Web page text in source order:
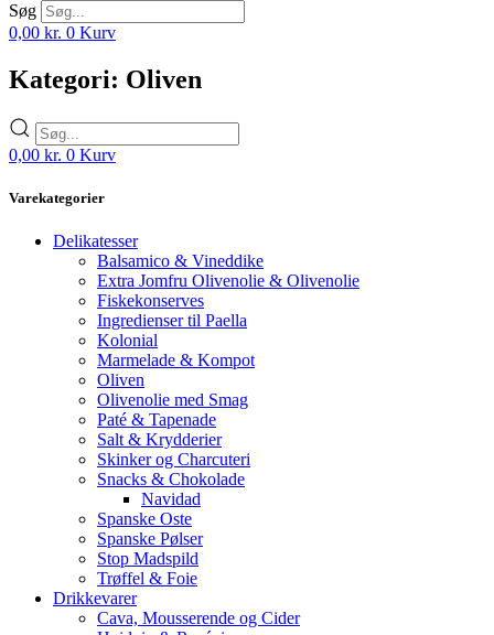
Søg
0,00 kr. 0 Kurv
Kategori: Oliven
0,00 kr. 0 Kurv
Varekategorier
Delikatesser
Balsamico & Vineddike
Extra Jomfru Olivenolie & Olivenolie
Fiskekonserves
Ingredienser til Paella
Kolonial
Marmelade & Kompot
Oliven
Olivenolie med Smag
Paté & Tapenade
Salt & Krydderier
Skinker og Charcuteri
Snacks & Chokolade
Navidad
Spanske Oste
Spanske Pølser
Stop Madspild
Trøffel & Foie
Drikkevarer
Cava, Mousserende og Cider